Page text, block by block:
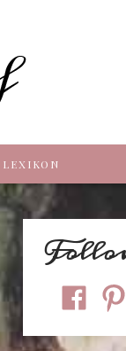
LEXIKON
facebook